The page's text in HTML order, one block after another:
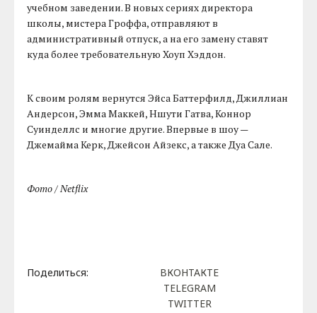
учебном заведении. В новых сериях директора
школы, мистера Гроффа, отправляют в
административный отпуск, а на его замену ставят
куда более требовательную Хоуп Хэддон.
К своим ролям вернутся Эйса Баттерфилд, Джиллиан
Андерсон, Эмма Маккей, Ншути Гатва, Коннор
Суинделлс и многие другие. Впервые в шоу —
Джемайма Керк, Джейсон Айзекс, а также Дуа Сале.
Фото / Netflix
Поделиться:
ВКОНТАКТЕ
TELEGRAM
TWITTER